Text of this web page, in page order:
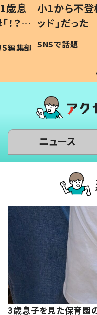
歳息
？」
編集部
小1から不登
ッド」だっ
作り続ける
#令和の子
SNSで話題
ニュース
3歳息子を見た保育園